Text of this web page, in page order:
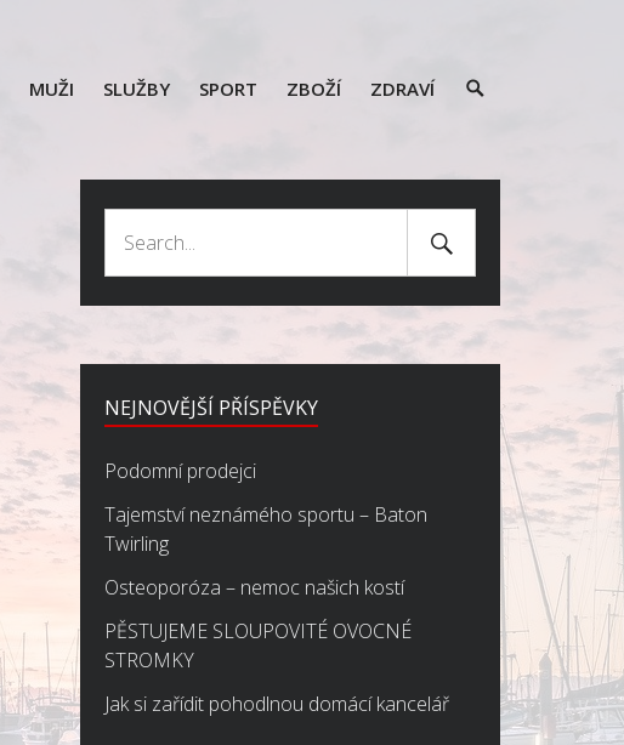
MUŽI SLUŽBY SPORT ZBOŽÍ ZDRAVÍ
Search
for:
Search
Submit
NEJNOVĚJŠÍ PŘÍSPĚVKY
Podomní prodejci
Tajemství neznámého sportu – Baton
Twirling
Osteoporóza – nemoc našich kostí
PĚSTUJEME SLOUPOVITÉ OVOCNÉ
STROMKY
Jak si zařídit pohodlnou domácí kancelář